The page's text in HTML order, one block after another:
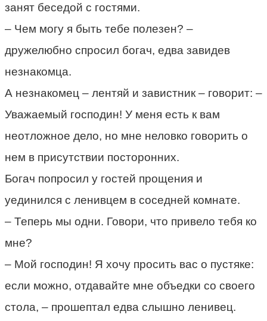
занят беседой с гостями.
– Чем могу я быть тебе полезен? –
дружелюбно спросил богач, едва завидев
незнакомца.
А незнакомец – лентяй и завистник – говорит: –
Уважаемый господин! У меня есть к вам
неотложное дело, но мне неловко говорить о
нем в присутствии посторонних.
Богач попросил у гостей прощения и
уединился с ленивцем в соседней комнате.
– Теперь мы одни. Говори, что привело тебя ко
мне?
– Мой господин! Я хочу просить вас о пустяке:
если можно, отдавайте мне объедки со своего
стола, – прошептал едва слышно ленивец.